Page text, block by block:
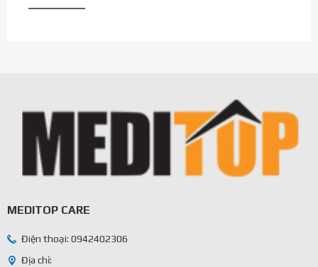
MEDITOP CARE
Điện thoại: 0942402306
Địa chỉ: